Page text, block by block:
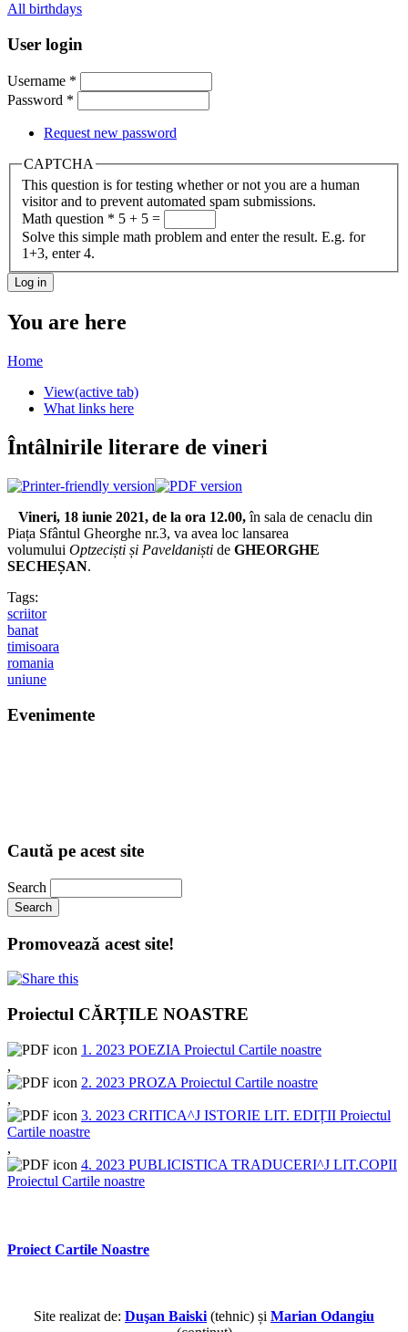
All birthdays
User login
Username *
Password *
Request new password
CAPTCHA
This question is for testing whether or not you are a human
visitor and to prevent automated spam submissions.
Math question * 5 + 5 =
Solve this simple math problem and enter the result. E.g. for
1+3, enter 4.
You are here
Home
View(active tab)
What links here
Întâlnirile literare de vineri
Vineri, 18 iunie 2021, de la ora 12.00,în sala de cenaclu din
Piața Sfântul Gheorghe nr.3, va avea loc lansarea
volumului Optzeciști și Paveldaniști de GHEORGHE
SECHEȘAN.
Tags:
scriitor
banat
timisoara
romania
uniune
Evenimente
Caută pe acest site
Search
Promovează acest site!
Proiectul CĂRȚILE NOASTRE
1. 2023 POEZIA Proiectul Cartile noastre
,
2. 2023 PROZA Proiectul Cartile noastre
,
3. 2023 CRITICA^J ISTORIE LIT. EDIȚII Proiectul
Cartile noastre
,
4. 2023 PUBLICISTICA TRADUCERI^J LIT.COPII
Proiectul Cartile noastre
Proiect Cartile Noastre
Site realizat de: Duşan Baiski (tehnic) și Marian Odangiu